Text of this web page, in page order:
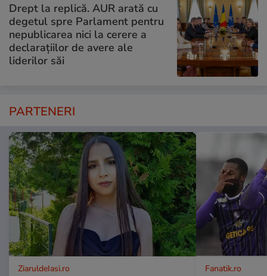
Drept la replică. AUR arată cu
degetul spre Parlament pentru
nepublicarea nici la cerere a
declarațiilor de avere ale
liderilor săi
PARTENERI
ZiaruldeIasi.ro Fanatik.ro